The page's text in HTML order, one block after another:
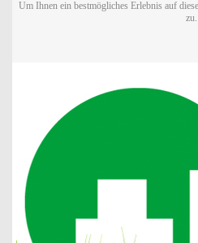
Um Ihnen ein bestmögliches Erlebnis auf